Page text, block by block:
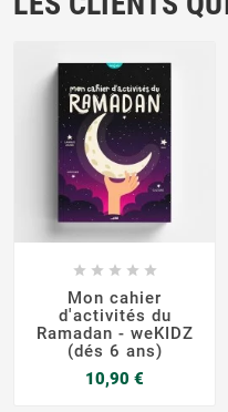
 


    
Mon cahier
d'activités du
Ramadan - weKIDZ
(dés 6 ans)
10,90 €